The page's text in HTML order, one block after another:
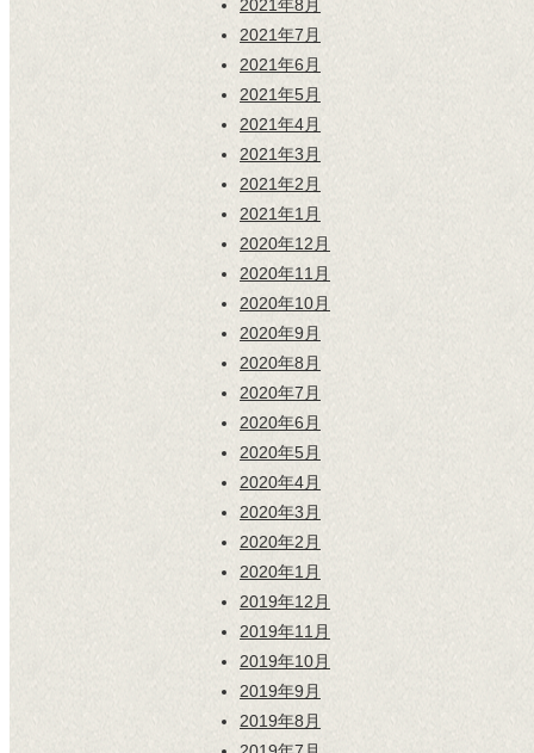
2021年8月
2021年7月
2021年6月
2021年5月
2021年4月
2021年3月
2021年2月
2021年1月
2020年12月
2020年11月
2020年10月
2020年9月
2020年8月
2020年7月
2020年6月
2020年5月
2020年4月
2020年3月
2020年2月
2020年1月
2019年12月
2019年11月
2019年10月
2019年9月
2019年8月